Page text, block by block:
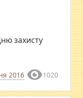
захисту
2016 1020